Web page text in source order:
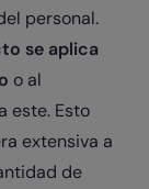
personal.
se aplica
o al
este. Esto
extensiva a
de